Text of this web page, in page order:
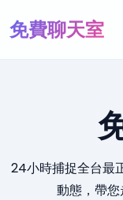
免費聊天室
24小時捕捉全台最
動態，帶您